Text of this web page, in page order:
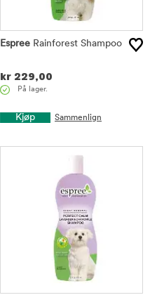
Espree Rainforest Shampoo
kr 229,00
På lager.
Kjøp Sammenlign